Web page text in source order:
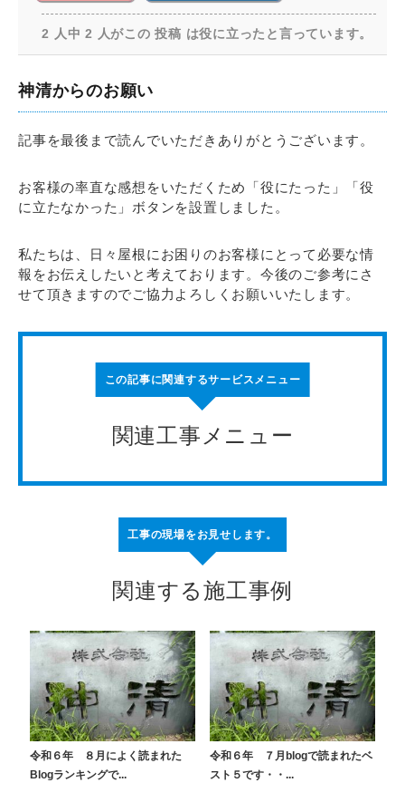
2 人中 2 人がこの 投稿 は役に立ったと言っています。
神清からのお願い
記事を最後まで読んでいただきありがとうございます。
お客様の率直な感想をいただくため「役にたった」「役
に立たなかった」ボタンを設置しました。
私たちは、日々屋根にお困りのお客様にとって必要な情
報をお伝えしたいと考えております。今後のご参考にさ
せて頂きますのでご協力よろしくお願いいたします。
この記事に関連するサービスメニュー
関連工事メニュー
工事の現場をお見せします。
関連する施工事例
令和６年 ８月によく読まれた
Blogランキングで...
令和６年 ７月blogで読まれたベ
スト５です・・...